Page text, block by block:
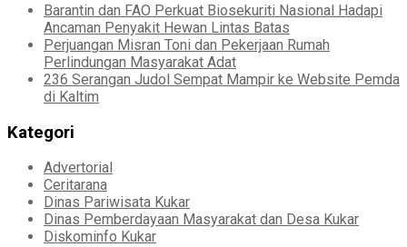
Barantin dan FAO Perkuat Biosekuriti Nasional Hadapi
Ancaman Penyakit Hewan Lintas Batas
Perjuangan Misran Toni dan Pekerjaan Rumah
Perlindungan Masyarakat Adat
236 Serangan Judol Sempat Mampir ke Website Pemda
di Kaltim
Kategori
Advertorial
Ceritarana
Dinas Pariwisata Kukar
Dinas Pemberdayaan Masyarakat dan Desa Kukar
Diskominfo Kukar